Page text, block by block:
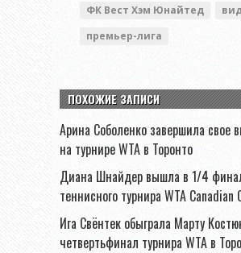
ФК Вест Хэм Юнайтед
премьер-лига
ПОХОЖИЕ ЗАПИСИ
Арина Соболенко завершила свое
на турнире WTA в Торонто
Диана Шнайдер вышла в 1/4
теннисного турнира WTA Canadian
Ига Свёнтек обыграла Марту
четвертьфинал турнира WTA в